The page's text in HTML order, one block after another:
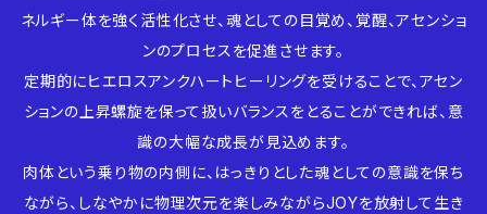
ネルギー体を強く活性化させ、魂としての目覚め、覚醒、アセンショ
ンのプロセスを促進させます。
定期的にヒエロスアンクハートヒーリングを受けることで、アセン
ションの上昇螺旋を保って扱いバランスをとることができれば、意
識の大幅な成長が見込めます。
肉体という乗り物の内側に、はっきりとした魂としての意識を保ち
ながら、しなやかに物理次元を楽しみながらJOYを放射して生き